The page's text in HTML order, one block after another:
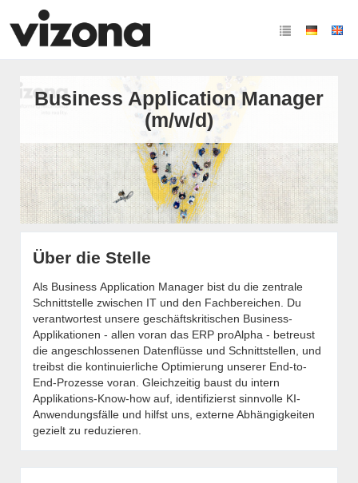
Business Application Manager
(m/w/d)
Über die Stelle
Als Business Application Manager bist du die zentrale
Schnittstelle zwischen IT und den Fachbereichen. Du
verantwortest unsere geschäftskritischen Business-
Applikationen - allen voran das ERP proAlpha - betreust
die angeschlossenen Datenflüsse und Schnittstellen, und
treibst die kontinuierliche Optimierung unserer End-to-
End-Prozesse voran. Gleichzeitig baust du intern
Applikations-Know-how auf, identifizierst sinnvolle KI-
Anwendungsfälle und hilfst uns, externe Abhängigkeiten
gezielt zu reduzieren.